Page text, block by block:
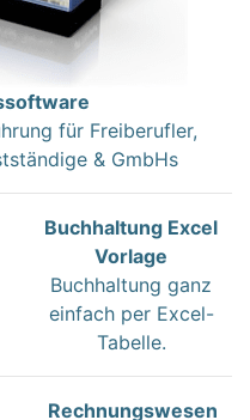
für Freiberufler,
& GmbHs
Buchhaltung Excel
Vorlage
Buchhaltung ganz
einfach per Excel-
Tabelle.
Rechnungswesen